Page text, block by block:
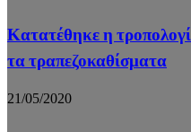
Κατατέθηκε η
τα τραπεζοκαθίσματα
21/05/2020